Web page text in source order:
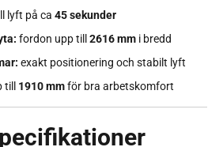
lyft på ca 45 sekunder
fordon upp till 2616 mm i bredd
exakt positionering och stabilt lyft
till 1910 mmför bra arbetskomfort